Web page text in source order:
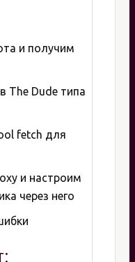
и получим
The Dude типа
fetch для
и настроим
через него